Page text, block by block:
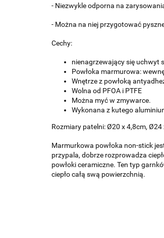
- Niezwykle odporna na
- Można na niej przygotować
Cechy:
nienagrzewający się uchwyt
Powłoka marmurowa:
Wnętrze z powłoką
Wolna od PFOA i PTFE
Można myć w zmywarce.
Wykonana z kutego
Rozmiary patelni: Ø20 x 4,8cm,
Marmurkowa powłoka non-stick
przypala, dobrze rozprowadza
powłoki ceramiczne. Ten typ
ciepło całą swą powierzchnią.